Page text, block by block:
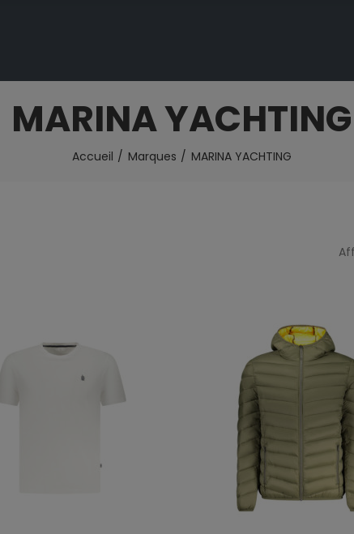
MARINA YACHTING
Accueil Marques MARINA YACHTING